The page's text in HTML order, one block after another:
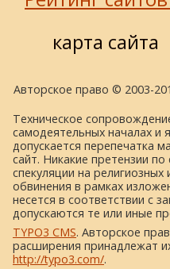
карта сайта
Авторское право © 2003-
Техническое
самодеятельных началах и
допускается перепечатка
сайт. Никакие претензии
спекуляции на
обвинения в рамках
несется в соответствии с
допускаются те или иные
TYPO3 CMS. Авторское
расширения принадлежат
http://typo3.com/.